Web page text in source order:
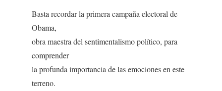
Basta recordar la primera campaña electoral de
Obama,
obra maestra del sentimentalismo político, para
comprender
la profunda importancia de las emociones en este
terreno.